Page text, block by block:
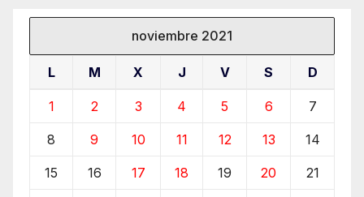
noviembre 2021
L M X J V S D
1 2 3 4 5 6 7
8 9 10 11 12 13 14
15 16 17 18 19 20 21